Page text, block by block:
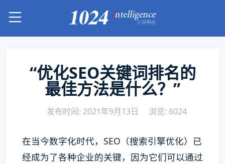
“优化SEO关键词排名的
最佳方法是什么？”
发布时间: 2021年9月13日 浏览: 6024
在当今数字化时代，SEO（搜索引擎优化）已
经成为了各种企业的关键，因为它们可以通过